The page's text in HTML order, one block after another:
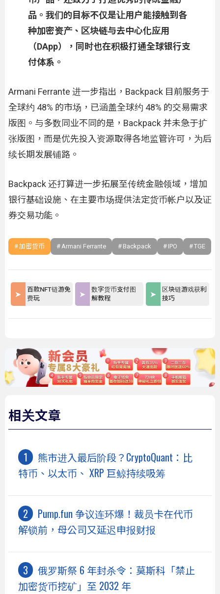
品。我们的目标不仅是让用户能接触到各
种加密资产、区块链与去中心化应用
（DApp），同时也在积极打通全球银行支
付体系。
Armani Ferrante 进一步指出，Backpack 目前服务于
全球约 48% 的市场，已涵盖全球约 48% 的交易需求
版图。与多数同业不同的是，Backpack 并未急于扩
张版图，而是优先投入资源取得各地监管许可，为后
续长期发展铺路。
Backpack 还打算进一步拓展至传统金融领域，增加
银行基础设施、在主要市场提供法定货币帐户以及证
券交易功能。
加密货币 Armani Ferrante Backpack IPO TGE
百款NFT链游免
费玩
数字货币支付图
解教程
区块链游戏获利
技巧
相关文章
熊市进入最后阶段？CryptoQuant：比
特币、以太币、 XRP 巨鲸持续吸筹
Pump.fun 争议连环爆！裁员卡在代币
解锁前，母公司又延迟申报财报
俄罗斯祭 6 年封杀令：莫斯科「禁止
加密货币挖矿」至 2032 年